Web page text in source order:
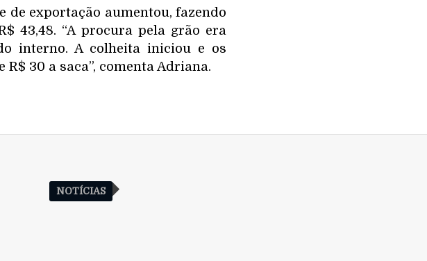
de exportação aumentou, fazendo
43,48. “A procura pela grão era
interno. A colheita iniciou e os
30 a saca”, comenta Adriana.
NOTÍCIAS